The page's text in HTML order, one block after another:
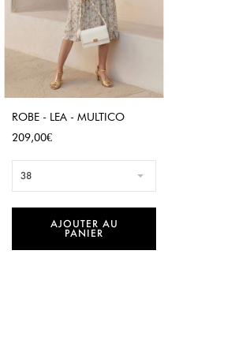
ROBE - LEA - MULTICO
Prix
209,00€
38
AJOUTER AU
PANIER